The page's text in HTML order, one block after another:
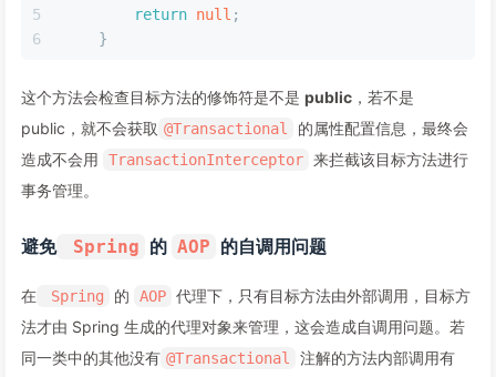
5
6
return null ;
    }
这个方法会检查目标方法的修饰符是不是 public ，若不是
public，就不会获取 @Transactional
的属性配置信息，最终会
造成不会用
TransactionInterceptor 来拦截该目标方法进行
事务管理。
避免 Spring 的 AOP 的自调用问题
在 Spring 的 AOP 代理下，只有目标方法由外部调用，目标方
法才由 Spring 生成的代理对象来管理，这会造成自调用问题。若
同一类中的其他没有 @Transactional
注解的方法内部调用有